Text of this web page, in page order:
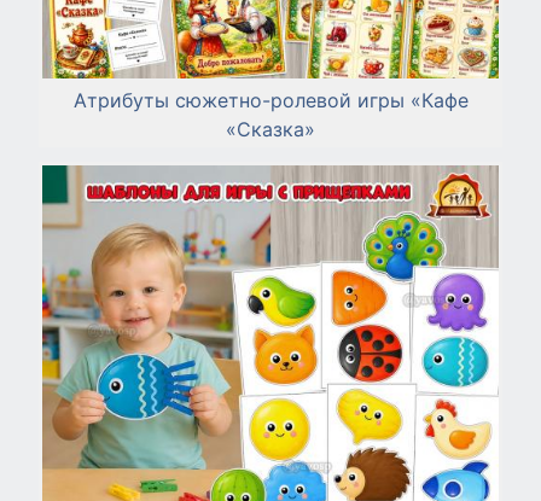
Атрибуты сюжетно-ролевой игры «Кафе
«Сказка»